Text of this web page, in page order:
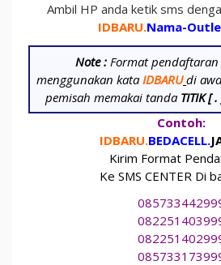
Ambil HP anda ketik sms
IDBARU.Nama-
Note : Format
menggunakan kata IDBARU di
pemisah memakai tanda TITIK [
Contoh:
IDBARU.BEDACELL.
Kirim Format
Ke SMS CENTER Di